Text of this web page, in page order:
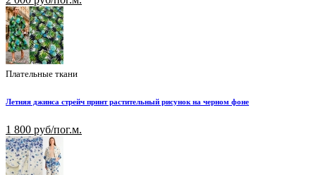
Плательные ткани
Летняя джинса стрейч принт растительный рисунок на черном фоне
1 800 руб/пог.м.